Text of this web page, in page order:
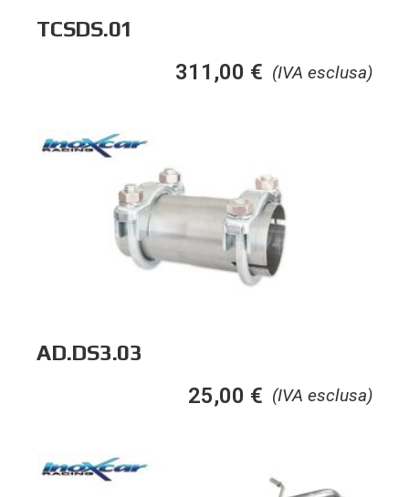
TCSDS.01
(IVA esclusa)
311,00 €
AD.DS3.03
(IVA esclusa)
25,00 €